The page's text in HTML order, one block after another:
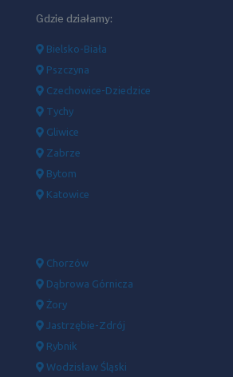
Gdzie działamy:
Bielsko-Biała
Pszczyna
Czechowice-Dziedzice
Tychy
Gliwice
Zabrze
Bytom
Katowice
Chorzów
Dąbrowa Górnicza
Żory
Jastrzębie-Zdrój
Rybnik
Wodzisław Śląski